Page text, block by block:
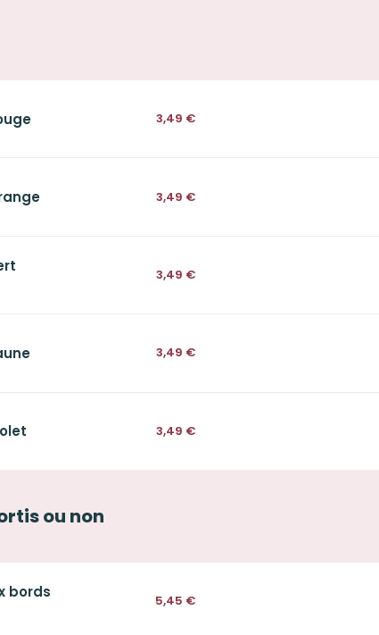
3,49 €
3,49 €
3,49 €
3,49 €
3,49 €
ou non
bords
5,45 €